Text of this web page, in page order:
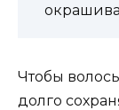
Чтобы
долго